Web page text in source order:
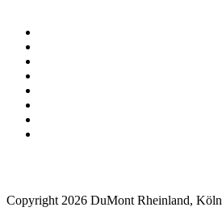
Copyright 2026 DuMont Rheinland, Köln